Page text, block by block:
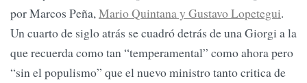
por Marcos Peña,Mario Quintana y Gustavo Lopetegui.
Un cuarto de siglo atrás se cuadró detrás de una Giorgi a la
que recuerda como tan “temperamental” como ahora pero
“sin el populismo” que el nuevo ministro tanto critica de